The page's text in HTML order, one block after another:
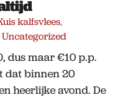
kalfsvlees,
Uncategorized
dus maar €10 p.p.
dat binnen 20
heerlijke avond. De